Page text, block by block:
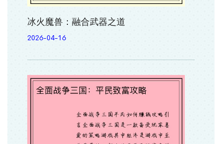
冰火魔兽：融合武器之道
2026-04-16